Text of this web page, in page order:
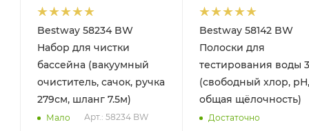
Bestway 58234 BW
Набор для чистки
бассейна (вакуумный
очиститель, сачок, ручка
279см, шланг 7.5м)
Мало Арт.: 58234 BW
Bestway 58142 BW
Полоски для
тестирования воды
(свободный хлор, рН,
общая щёлочность)
Достаточно